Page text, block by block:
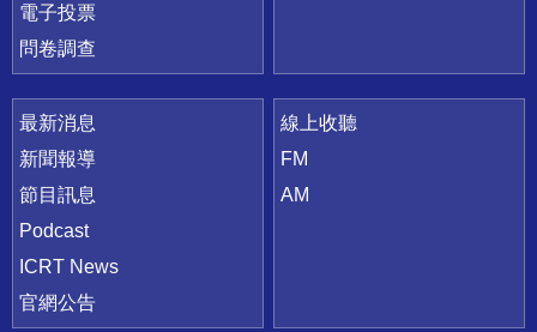
電子投票
問卷調查
最新消息
新聞報導
節目訊息
Podcast
ICRT News
官網公告
線上收聽
FM
AM